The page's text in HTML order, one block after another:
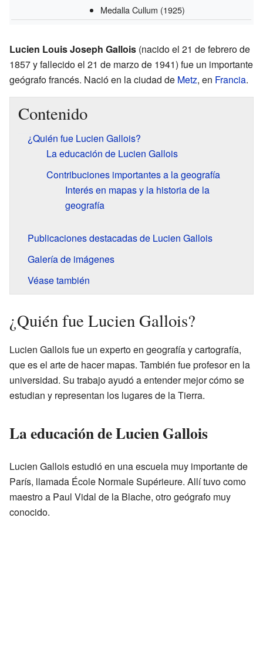
Medalla Cullum (1925)
Lucien Louis Joseph Gallois (nacido el 21 de febrero de
1857 y fallecido el 21 de marzo de 1941) fue un importante
geógrafo francés. Nació en la ciudad de Metz, en Francia.
Contenido
¿Quién fue Lucien Gallois?
La educación de Lucien Gallois
Contribuciones importantes a la geografía
Interés en mapas y la historia de la
geografía
Publicaciones destacadas de Lucien Gallois
Galería de imágenes
Véase también
¿Quién fue Lucien Gallois?
Lucien Gallois fue un experto en geografía y cartografía,
que es el arte de hacer mapas. También fue profesor en la
universidad. Su trabajo ayudó a entender mejor cómo se
estudian y representan los lugares de la Tierra.
La educación de Lucien Gallois
Lucien Gallois estudió en una escuela muy importante de
París, llamada École Normale Supérieure. Allí tuvo como
maestro a Paul Vidal de la Blache, otro geógrafo muy
conocido.